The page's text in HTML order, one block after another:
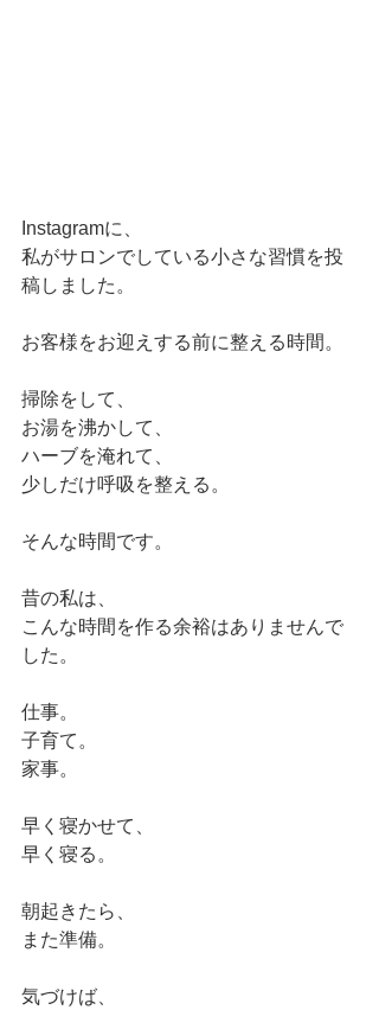
Instagramに、
私がサロンでしている小さな習慣を投
稿しました。
お客様をお迎えする前に整える時間。
掃除をして、
お湯を沸かして、
ハーブを淹れて、
少しだけ呼吸を整える。
そんな時間です。
昔の私は、
こんな時間を作る余裕はありませんで
した。
仕事。
子育て。
家事。
早く寝かせて、
早く寝る。
朝起きたら、
また準備。
気づけば、